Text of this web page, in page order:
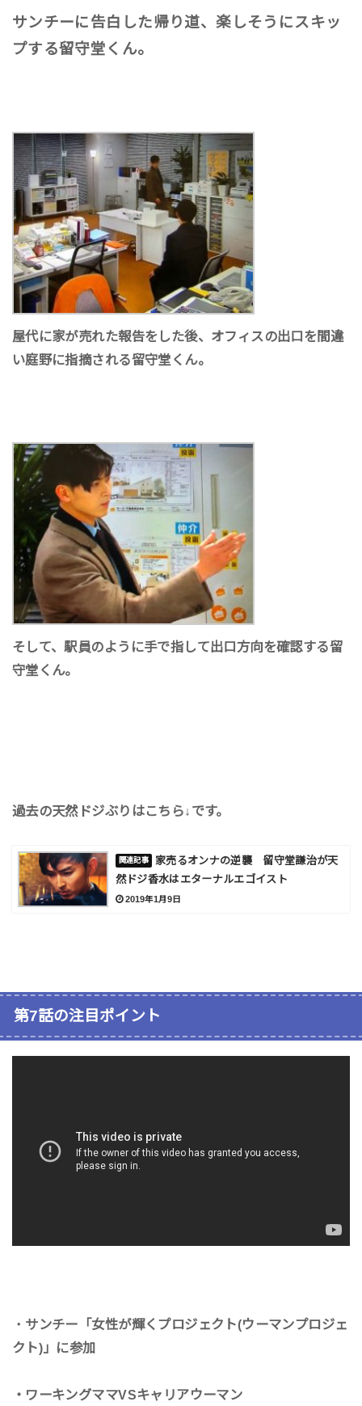
サンチーに告白した帰り道、楽しそうにスキッ
プする留守堂くん。
屋代に家が売れた報告をした後、オフィスの出口を間違
い庭野に指摘される留守堂くん。
そして、駅員のように手で指して出口方向を確認する留
守堂くん。
過去の天然ドジぶりはこちら↓です。
家売るオンナの逆襲 留守堂謙治が天
然ドジ香水はエターナルエゴイスト
2019年1月9日
第7話の注目ポイント
・ サンチー「女性が輝くプロジェクト(ウーマンプロジェ
クト)」に参加
・ワーキングママVSキャリアウーマン